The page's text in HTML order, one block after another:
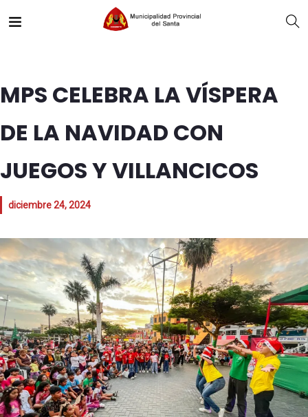
MPS CELEBRA LA VÍSPERA
DE LA NAVIDAD CON
JUEGOS Y VILLANCICOS
diciembre 24, 2024